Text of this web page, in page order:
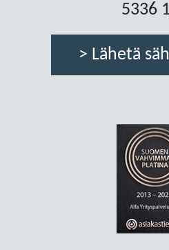
5336
> Lähetä